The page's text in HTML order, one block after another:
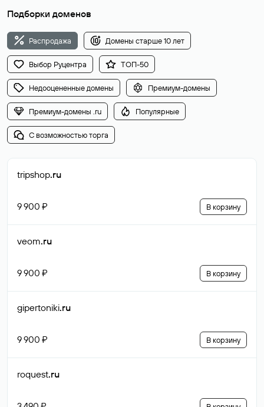
Подборки доменов
Распродажа Домены старше 10 лет
Выбор Руцентра ТОП-50
Недооцененные домены Премиум-домены
Премиум-домены .ru Популярные
С возможностью торга
tripshop.ru
9 900 ₽ В корзину
veom.ru
9 900 ₽ В корзину
gipertoniki.ru
9 900 ₽ В корзину
roquest.ru